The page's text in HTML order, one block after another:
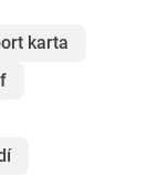
karta